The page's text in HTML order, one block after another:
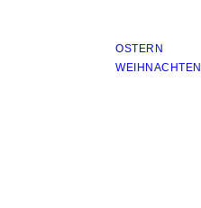
OSTERN
WEIHNACHTEN